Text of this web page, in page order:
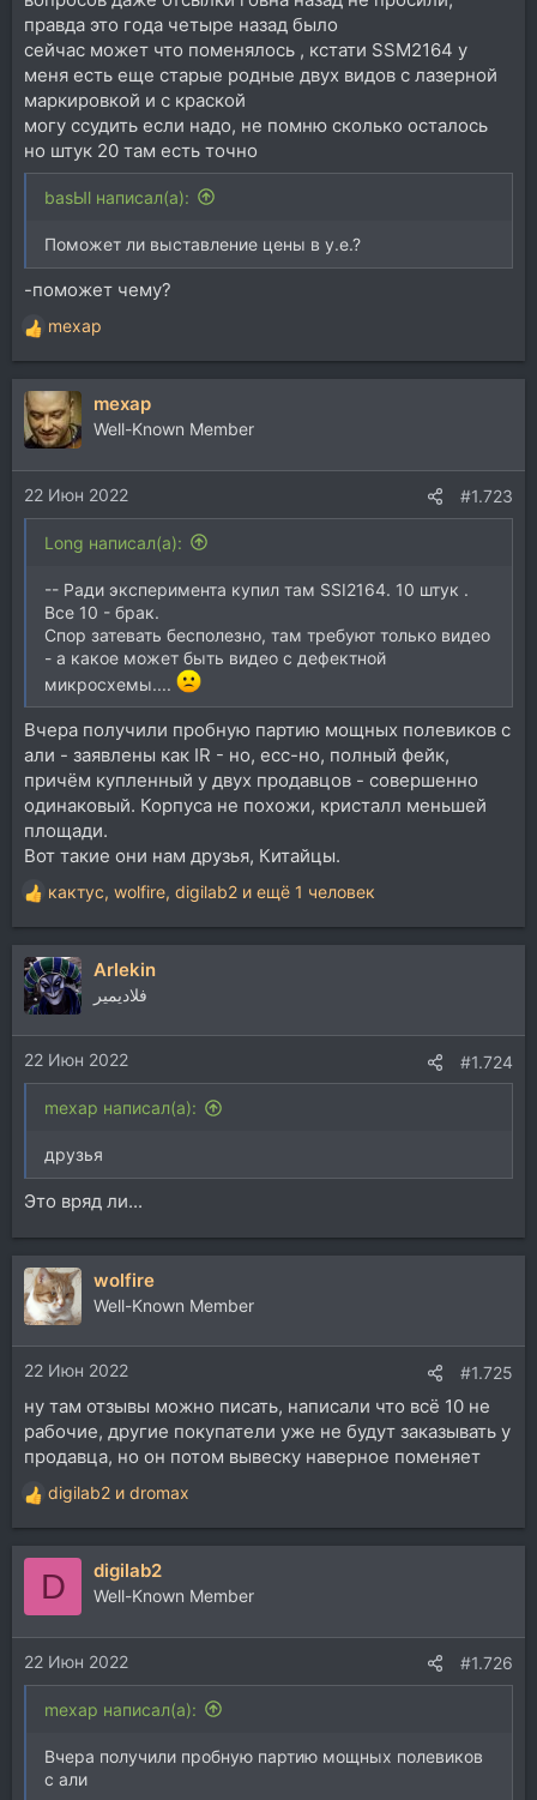
правда это года четыре назад было
сейчас может что поменялось , кстати SSM2164 у
меня есть еще старые родные двух видов с лазерной
маркировкой и с краской
могу ссудить если надо, не помню сколько осталось
но штук 20 там есть точно
basЫl написал(а):
Поможет ли выставление цены в у.е.?
-поможет чему?
Р
е
а
к
ц
и
и
:
mexap
mexap
Well-Known Member
22 Июн 2022 #1.723
Long написал(а):
-- Ради эксперимента купил там SSI2164. 10 штук .
Все 10 - брак.
Спор затевать бесполезно, там требуют только видео
- а какое может быть видео с дефектной
микросхемы....
Вчера получили пробную партию мощных полевиков с
али - заявлены как IR - но, есс-но, полный фейк,
причём купленный у двух продавцов - совершенно
одинаковый. Корпуса не похожи, кристалл меньшей
площади.
Вот такие они нам друзья, Китайцы.
Р
е
а
к
ц
и
и
:
кактус, wolfire, digilab2 и ещё 1 человек
Arlekin
فلاديمير
22 Июн 2022 #1.724
mexap написал(а):
друзья
Это вряд ли...
wolfire
Well-Known Member
22 Июн 2022 #1.725
ну там отзывы можно писать, написали что всё 10 не
рабочие, другие покупатели уже не будут заказывать у
продавца, но он потом вывеску наверное поменяет
Р
е
а
и
и
:
digilab2 и dromax
D digilab2
Well-Known Member
22 Июн 2022 #1.726
mexap написал(а):
Вчера получили пробную партию мощных полевиков
с али